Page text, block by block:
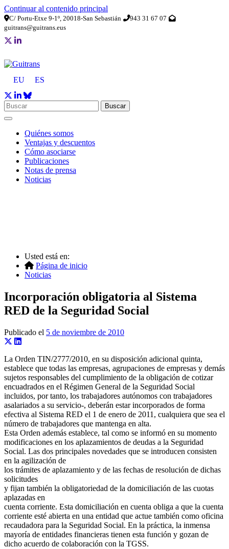
Continuar al contenido principal
C/ Portu-Etxe 9-1º, 20018-San Sebastián
943 31 67 07
guitrans@guitrans.eus
EU ES
Buscar
Quiénes somos
Ventajas y descuentos
Cómo asociarse
Publicaciones
Notas de prensa
Noticias
Usted está en:
Página de inicio
Noticias
Incorporación obligatoria al Sistema
RED de la Seguridad Social
Publicado el 5 de noviembre de 2010
La Orden TIN/2777/2010, en su disposición adicional quinta,
establece que todas las empresas, agrupaciones de empresas y demás
sujetos responsables del cumplimiento de la obligación de cotizar
encuadrados en el Régimen General de la Seguridad Social
incluidos, por tanto, los trabajadores autónomos con trabajadores
asalariados a su servicio-, deberán estar incorporados de forma
efectiva al Sistema RED el 1 de enero de 2011, cualquiera que sea el
número de trabajadores que mantenga en alta.
Esta Orden además establece, tal como se informó en su momento
modificaciones en los aplazamientos de deudas a la Seguridad
Social. Las dos principales novedades que se introducen consisten
en la agilización de
los trámites de aplazamiento y de las fechas de resolución de dichas
solicitudes
y fijan también la obligatoriedad de la domiciliación de las cuotas
aplazadas en
cuenta corriente. Esta domiciliación en cuenta obliga a que la cuenta
corriente esté abierta en una entidad que actue también como oficina
recaudadora para la Seguridad Social. En la práctica, la inmensa
mayoría de entidades financieras tienen esta función y gozan de
dicho acuerdo de colaboración con la TGSS.